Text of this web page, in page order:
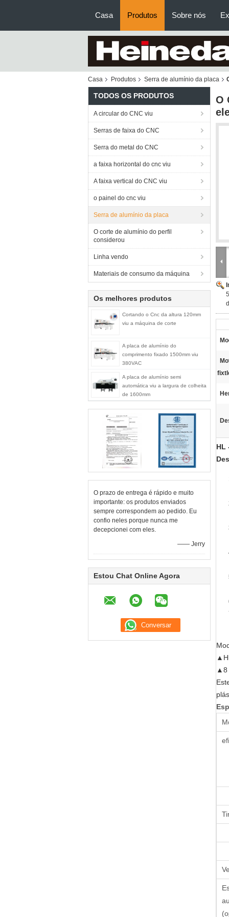
Casa Produtos Sobre nós
Casa Produtos Serra de alumínio da placa
TODOS OS PRODUTOS
A circular do CNC viu
Serras de faixa do CNC
Serra do metal do CNC
a faixa horizontal do cnc viu
A faixa vertical do CNC viu
o painel do cnc viu
Serra de alumínio da placa
O corte de alumínio do perfil
considerou
Linha vendo
Materiais de consumo da máquina
Os melhores produtos
Cortando o Cnc da altura 120mm
viu a máquina de corte
A placa de alumínio do
comprimento fixado 1500mm viu
380VAC
A placa de alumínio semi
automática viu a largura de colheita
de 1600mm
O prazo de entrega é rápido e muito
importante: os produtos enviados
sempre correspondem ao pedido. Eu
confio neles porque nunca me
decepcionei com eles.
—— Jerry
Estou Chat Online Agora
O
HL
▲8